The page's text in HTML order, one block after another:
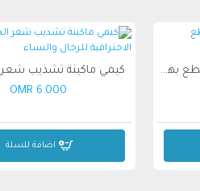
دفتر ملاحظات مكون من 6 قطع بهامش يسار 80 صفحة
6.000 OMR
اضافة للسلة